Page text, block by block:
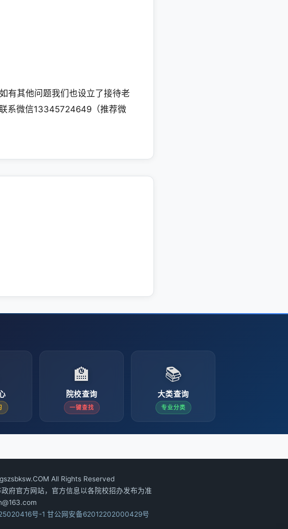
其他问题我们也设立了接待老
系微信13345724649（推荐微
🏫
院校查询
一键查找
📚
大类查询
专业分类
All Rights Reserved
府官方网站，官方信息以各院校招办发布为准
号-1 甘公网安备62012202000429号